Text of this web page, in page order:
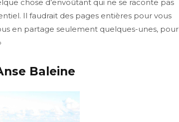
chose d’envoûtant qui ne se raconte pas
Il faudrait des pages entières pour vous
en partage seulement quelques-unes, pour
Baleine